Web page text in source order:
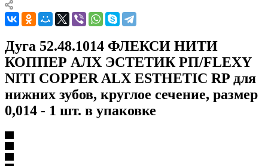
Дуга 52.48.1014 ФЛЕКСИ НИТИ
КОППЕР АЛХ ЭСТЕТИК РП/FLEXY
NITI COPPER ALX ESTHETIC RP для
нижних зубов, круглое сечение, размер
0,014 - 1 шт. в упаковке